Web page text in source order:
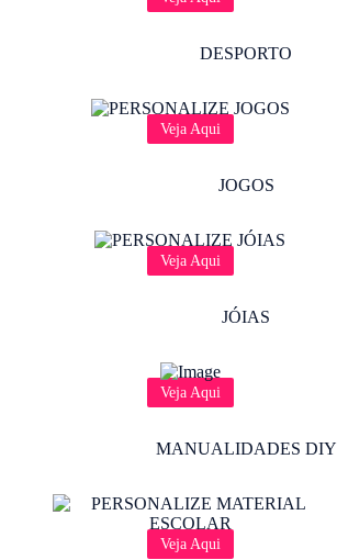
DESPORTO
Veja Aqui
JOGOS
Veja Aqui
JÓIAS
Veja Aqui
MANUALIDADES DIY
Veja Aqui